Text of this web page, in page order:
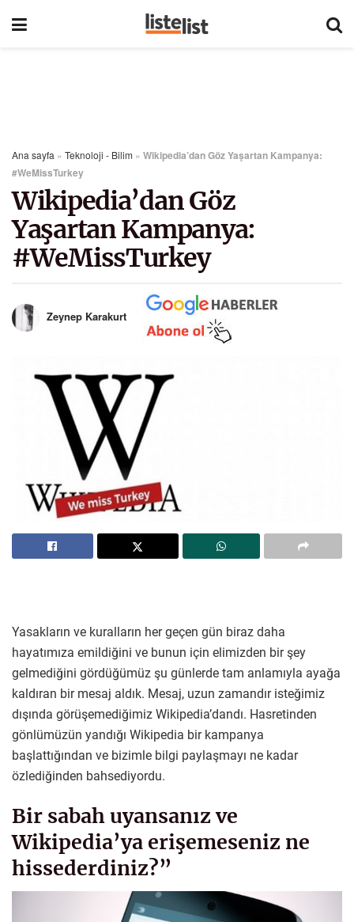
Ana sayfa » Teknoloji - Bilim » Wikipedia’dan Göz Yaşartan Kampanya:
#WeMissTurkey
Wikipedia’dan Göz
Yaşartan Kampanya:
#WeMissTurkey
Zeynep Karakurt
Yasakların ve kuralların her geçen gün biraz daha
hayatımıza emildiğini ve bunun için elimizden bir şey
gelmediğini gördüğümüz şu günlerde tam anlamıyla ayağa
kaldıran bir mesaj aldık. Mesaj, uzun zamandır isteğimiz
dışında görüşemediğimiz Wikipedia’dandı. Hasretinden
gönlümüzün yandığı Wikipedia bir kampanya
başlattığından ve bizimle bilgi paylaşmayı ne kadar
özlediğinden bahsediyordu.
Bir sabah uyansanız ve
Wikipedia’ya erişemeseniz ne
hissederdiniz?”